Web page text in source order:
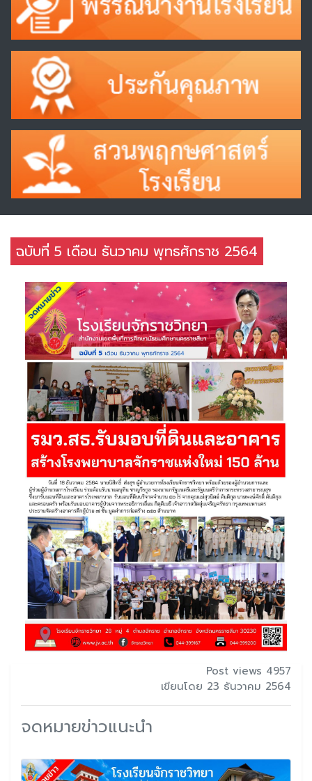
ฉบับที่ 5 เดือน ธันวาคม พุทธศักราช 2564
Post views 4957
เขียนโดย 23 ธันวาคม 2564
จดหมายข่าวแนะนำ